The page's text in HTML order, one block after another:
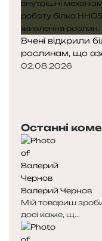
Вчені відкрили
рослинам, що
02.08.2026
р
е
д
н
я
с
т
о
р
т
у
п
н
а
с
т
о
р
Останні
Валерий Чернов
Мій товариш
досі каже, щ...